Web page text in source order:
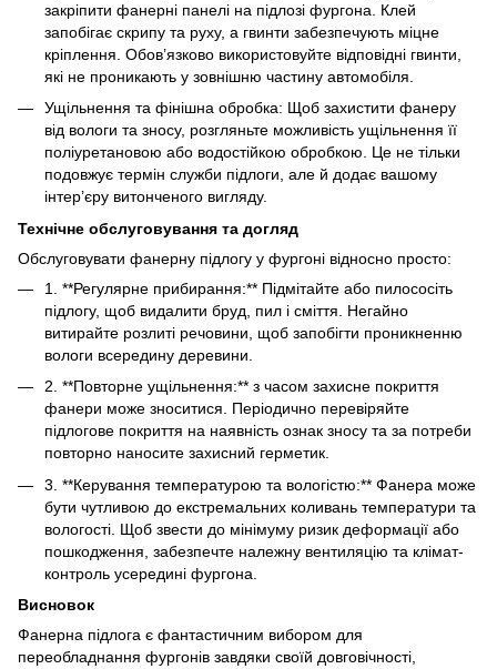
закріпити фанерні панелі на підлозі фургона. Клей
запобігає скрипу та руху, а гвинти забезпечують міцне
кріплення. Обов’язково використовуйте відповідні гвинти,
які не проникають у зовнішню частину автомобіля.
Ущільнення та фінішна обробка: Щоб захистити фанеру
від вологи та зносу, розгляньте можливість ущільнення її
поліуретановою або водостійкою обробкою. Це не тільки
подовжує термін служби підлоги, але й додає вашому
інтер’єру витонченого вигляду.
Технічне обслуговування та догляд
Обслуговувати фанерну підлогу у фургоні відносно просто:
1. **Регулярне прибирання:** Підмітайте або пилососіть
підлогу, щоб видалити бруд, пил і сміття. Негайно
витирайте розлиті речовини, щоб запобігти проникненню
вологи всередину деревини.
2. **Повторне ущільнення:** з часом захисне покриття
фанери може зноситися. Періодично перевіряйте
підлогове покриття на наявність ознак зносу та за потреби
повторно наносите захисний герметик.
3. **Керування температурою та вологістю:** Фанера може
бути чутливою до екстремальних коливань температури та
вологості. Щоб звести до мінімуму ризик деформації або
пошкодження, забезпечте належну вентиляцію та клімат-
контроль усередині фургона.
Висновок
Фанерна підлога є фантастичним вибором для
переобладнання фургонів завдяки своїй довговічності,